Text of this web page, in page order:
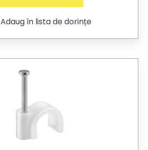
Adaug în lista de dorințe